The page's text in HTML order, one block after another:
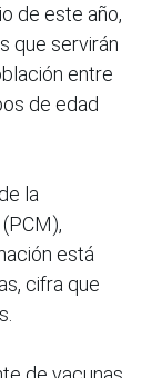
de este año,
que servirán
entre
de edad
la
está
cifra que